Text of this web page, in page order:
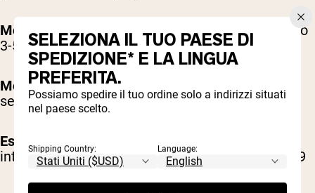
Moderatamente attivo
(esercizio/sport moderato
3-5 giorni a settimana): 1,55
Molto attivo(esercizio/sport intenso 6-7 giorni a
settimana): 1,725
Estremamente attivo
(esercizio/sport molto
intenso e lavoro fisico o doppio allenamento): 1,9
SELEZIONA IL TUO PAESE DI
SPEDIZIONE* E LA LINGUA
PREFERITA.
Possiamo spedire il tuo ordine solo a indirizzi situati
nel paese scelto.
Shipping Country: Language: